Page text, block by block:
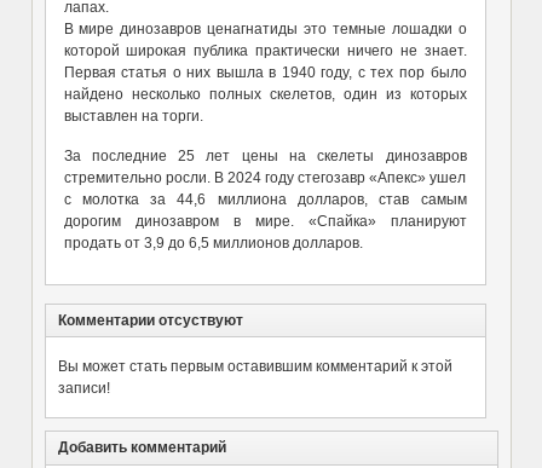
лапах.
В мире динозавров ценагнатиды это темные лошадки о
которой широкая публика практически ничего не знает.
Первая статья о них вышла в 1940 году, с тех пор было
найдено несколько полных скелетов, один из которых
выставлен на торги.
За последние 25 лет цены на скелеты динозавров
стремительно росли. В 2024 году стегозавр «Апекс» ушел
с молотка за 44,6 миллиона долларов, став самым
дорогим динозавром в мире. «Спайка» планируют
продать от 3,9 до 6,5 миллионов долларов.
Комментарии отсуствуют
Вы может стать первым оставившим комментарий к этой
записи!
Добавить комментарий